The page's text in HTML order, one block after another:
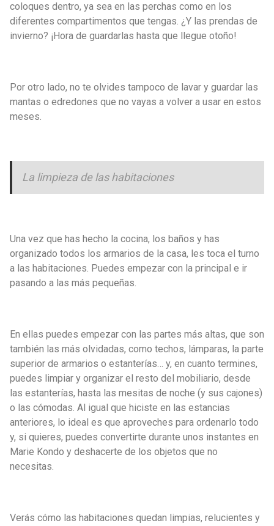
coloques dentro, ya sea en las perchas como en los
diferentes compartimentos que tengas. ¿Y las prendas de
invierno? ¡Hora de guardarlas hasta que llegue otoño!
Por otro lado, no te olvides tampoco de lavar y guardar las
mantas o edredones que no vayas a volver a usar en estos
meses.
La limpieza de las habitaciones
Una vez que has hecho la cocina, los baños y has
organizado todos los armarios de la casa, les toca el turno
a las habitaciones. Puedes empezar con la principal e ir
pasando a las más pequeñas.
En ellas puedes empezar con las partes más altas, que son
también las más olvidadas, como techos, lámparas, la parte
superior de armarios o estanterías… y, en cuanto termines,
puedes limpiar y organizar el resto del mobiliario, desde
las estanterías, hasta las mesitas de noche (y sus cajones)
o las cómodas. Al igual que hiciste en las estancias
anteriores, lo ideal es que aproveches para ordenarlo todo
y, si quieres, puedes convertirte durante unos instantes en
Marie Kondo y deshacerte de los objetos que no
necesitas.
Verás cómo las habitaciones quedan limpias, relucientes y